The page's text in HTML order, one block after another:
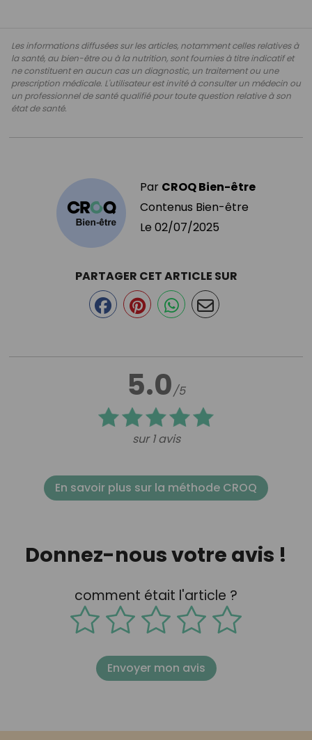
Les informations diffusées sur les articles, notamment celles relatives à
la santé, au bien-être ou à la nutrition, sont fournies à titre indicatif et
ne constituent en aucun cas un diagnostic, un traitement ou une
prescription médicale. L'utilisateur est invité à consulter un médecin ou
un professionnel de santé qualifié pour toute question relative à son
état de santé.
Par CROQ Bien-être
Contenus Bien-être
Le 02/07/2025
5.0/5
sur 1 avis
PARTAGER CET ARTICLE SUR
En savoir plus sur la méthode CROQ
Donnez-nous votre avis !
comment était l'article ?
Envoyer mon avis